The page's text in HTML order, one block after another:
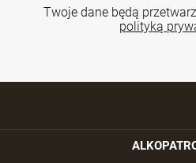
Twoje dane będą
polityką